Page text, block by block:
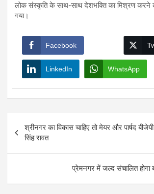
लोक संस्कृति के साथ-साथ देशभक्ति का मिश्रण करने
गया।
Facebook
LinkedIn WhatsApp
navigation
श्रीनगर का विकास चाहिए तो मेयर और पार्षद
सिंह रावत
प्रेमनगर में जल्द संचालित होगा